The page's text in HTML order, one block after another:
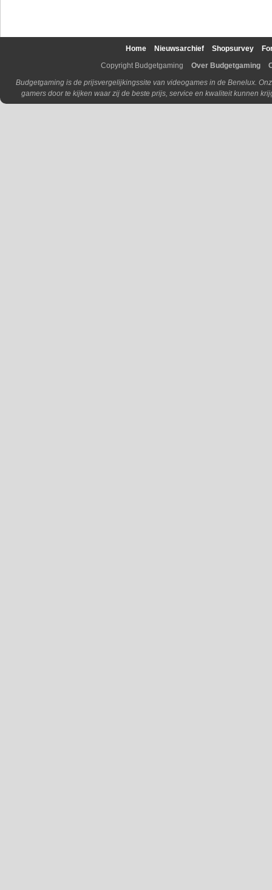
Home Nieuwsarchief Shopsurvey
Copyright Budgetgaming
Over Budgetgaming
Budgetgaming is de prijsvergelijkingssite van videogames in de Benelux.
gamers door te kijken waar zij de beste prijs, service en kwaliteit kunnen